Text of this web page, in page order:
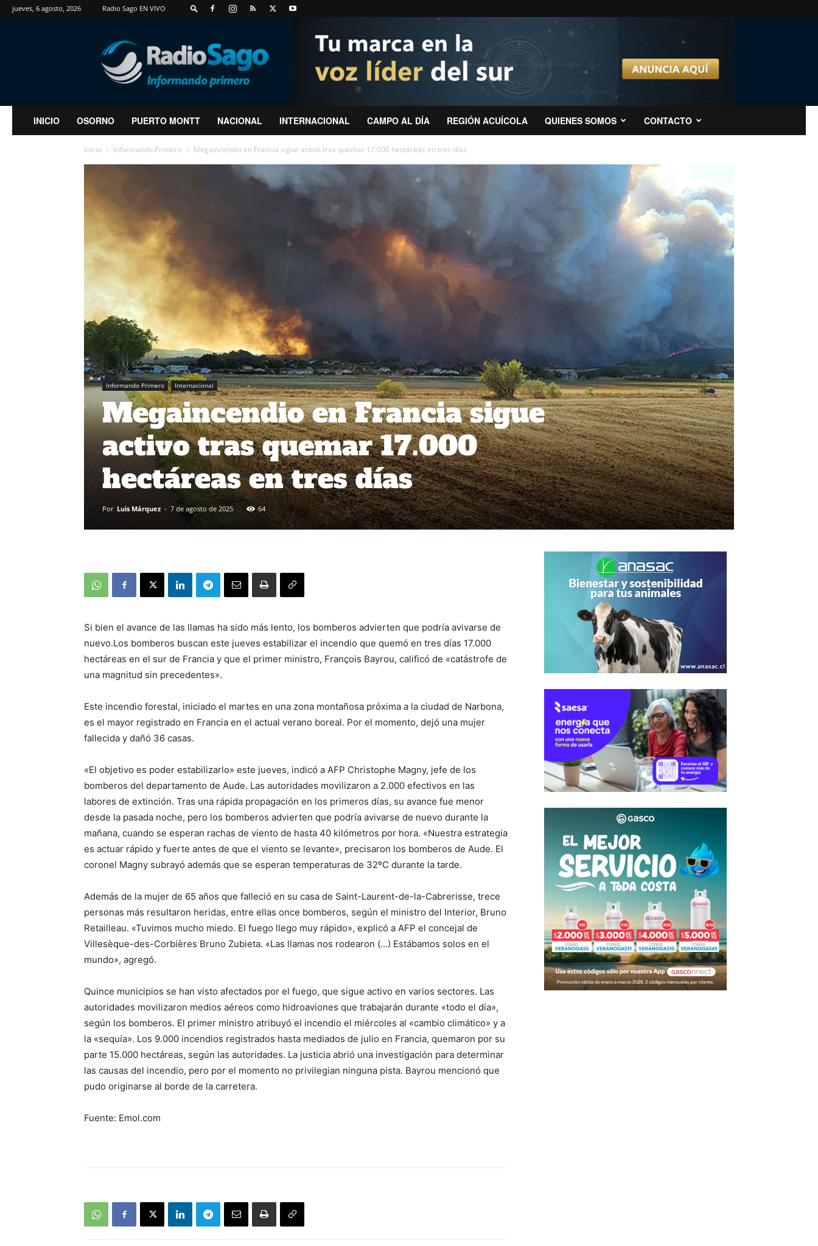
jueves, 6 agosto, 2026 Radio Sago EN VIVO
RadioSago
INICIO OSORNO PUERTO MONTT NACIONAL INTERNACIONAL CAMPO AL DÍA REGIÓN ACUÍCOLA QUIENES SOMOS CONTACTO
Inicio Informando Primero Megaincendio en Francia sigue activo tras quemar 17.000 hectáreas en tres días
Informando Primero Internacional
Megaincendio en Francia sigue
activo tras quemar 17.000
hectáreas en tres días
Por Luis Márquez - 7 de agosto de 2025 64
Si bien el avance de las llamas ha sido más lento, los bomberos advierten que podría avivarse de
nuevo.Los bomberos buscan este jueves estabilizar el incendio que quemó en tres días 17.000
hectáreas en el sur de Francia y que el primer ministro, François Bayrou, calificó de «catástrofe de
una magnitud sin precedentes».
Este incendio forestal, iniciado el martes en una zona montañosa próxima a la ciudad de Narbona,
es el mayor registrado en Francia en el actual verano boreal. Por el momento, dejó una mujer
fallecida y dañó 36 casas.
«El objetivo es poder estabilizarlo» este jueves, indicó a AFP Christophe Magny, jefe de los
bomberos del departamento de Aude. Las autoridades movilizaron a 2.000 efectivos en las
labores de extinción. Tras una rápida propagación en los primeros días, su avance fue menor
desde la pasada noche, pero los bomberos advierten que podría avivarse de nuevo durante la
mañana, cuando se esperan rachas de viento de hasta 40 kilómetros por hora. «Nuestra estrategia
es actuar rápido y fuerte antes de que el viento se levante», precisaron los bomberos de Aude. El
coronel Magny subrayó además que se esperan temperaturas de 32ºC durante la tarde.
Además de la mujer de 65 años que falleció en su casa de Saint-Laurent-de-la-Cabrerisse, trece
personas más resultaron heridas, entre ellas once bomberos, según el ministro del Interior, Bruno
Retailleau. «Tuvimos mucho miedo. El fuego llego muy rápido», explicó a AFP el concejal de
Villesèque-des-Corbières Bruno Zubieta. «Las llamas nos rodearon (…) Estábamos solos en el
mundo», agregó.
Quince municipios se han visto afectados por el fuego, que sigue activo en varios sectores. Las
autoridades movilizaron medios aéreos como hidroaviones que trabajarán durante «todo el día»,
según los bomberos. El primer ministro atribuyó el incendio el miércoles al «cambio climático» y a
la «sequía». Los 9.000 incendios registrados hasta mediados de julio en Francia, quemaron por su
parte 15.000 hectáreas, según las autoridades. La justicia abrió una investigación para determinar
las causas del incendio, pero por el momento no privilegian ninguna pista. Bayrou mencionó que
pudo originarse al borde de la carretera.
Fuente: Emol.com